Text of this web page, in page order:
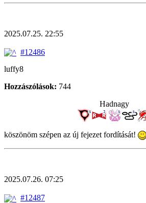
2025.07.25. 22:55
#12486
luffy8
Hozzászólások: 744
Hadnagy
köszönöm szépen az új fejezet fordítását!
2025.07.26. 07:25
#12487